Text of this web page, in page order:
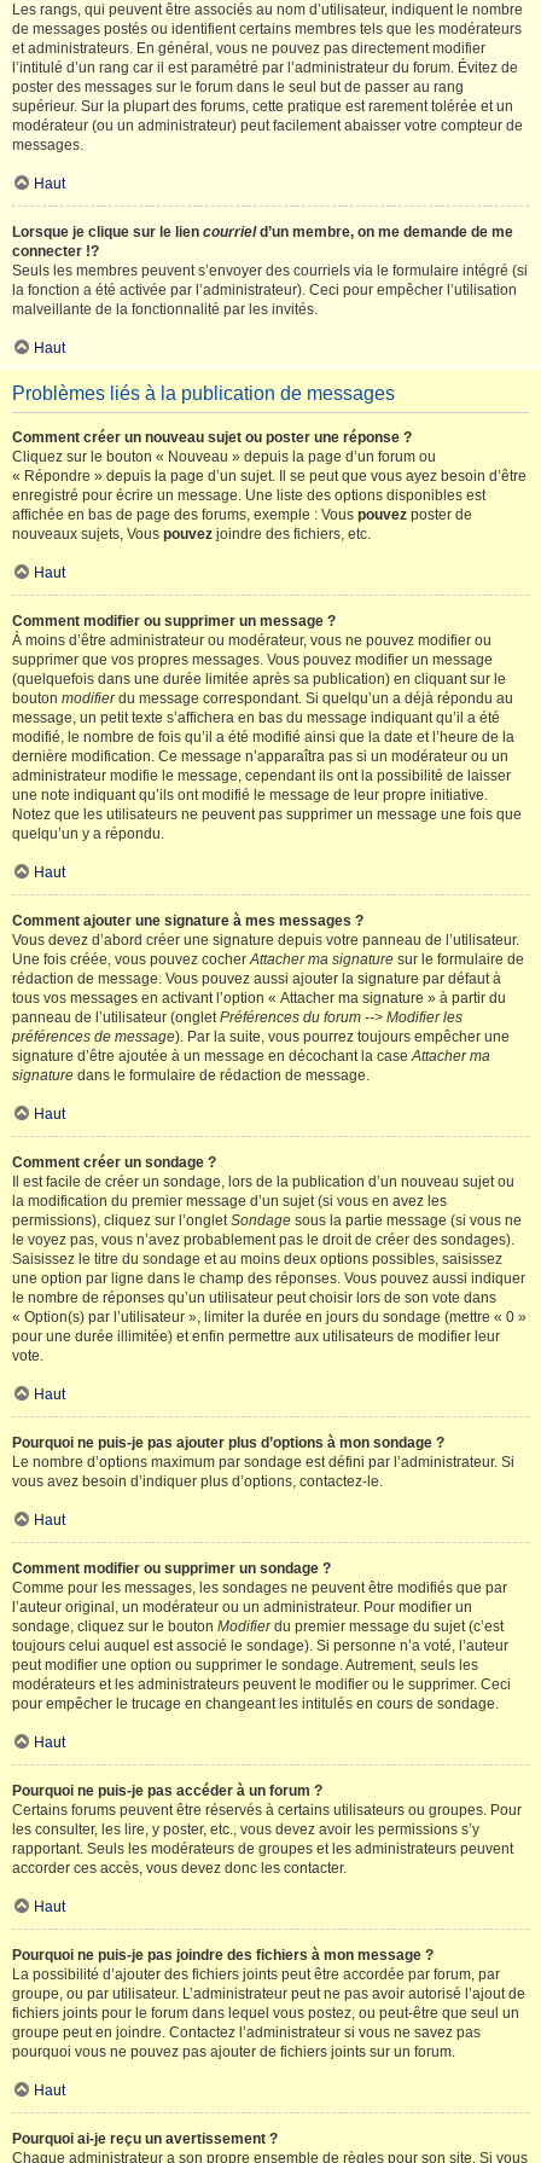
Les rangs, qui peuvent être associés au nom d’utilisateur, indiquent le nombre
de messages postés ou identifient certains membres tels que les modérateurs
et administrateurs. En général, vous ne pouvez pas directement modifier
l’intitulé d’un rang car il est paramétré par l’administrateur du forum. Évitez de
poster des messages sur le forum dans le seul but de passer au rang
supérieur. Sur la plupart des forums, cette pratique est rarement tolérée et un
modérateur (ou un administrateur) peut facilement abaisser votre compteur de
messages.
Haut
Lorsque je clique sur le lien courrield’un membre, on me demande de me
connecter !?
Seuls les membres peuvent s’envoyer des courriels via le formulaire intégré (si
la fonction a été activée par l’administrateur). Ceci pour empêcher l’utilisation
malveillante de la fonctionnalité par les invités.
Haut
Problèmes liés à la publication de messages
Comment créer un nouveau sujet ou poster une réponse ?
Cliquez sur le bouton « Nouveau » depuis la page d’un forum ou
« Répondre » depuis la page d’un sujet. Il se peut que vous ayez besoin d’être
enregistré pour écrire un message. Une liste des options disponibles est
affichée en bas de page des forums, exemple : Vous pouvez poster de
nouveaux sujets, Vous pouvez joindre des fichiers, etc.
Haut
Comment modifier ou supprimer un message ?
À moins d’être administrateur ou modérateur, vous ne pouvez modifier ou
supprimer que vos propres messages. Vous pouvez modifier un message
(quelquefois dans une durée limitée après sa publication) en cliquant sur le
bouton modifierdu message correspondant. Si quelqu’un a déjà répondu au
message, un petit texte s’affichera en bas du message indiquant qu’il a été
modifié, le nombre de fois qu’il a été modifié ainsi que la date et l’heure de la
dernière modification. Ce message n’apparaîtra pas si un modérateur ou un
administrateur modifie le message, cependant ils ont la possibilité de laisser
une note indiquant qu’ils ont modifié le message de leur propre initiative.
Notez que les utilisateurs ne peuvent pas supprimer un message une fois que
quelqu’un y a répondu.
Haut
Comment ajouter une signature à mes messages ?
Vous devez d’abord créer une signature depuis votre panneau de l’utilisateur.
Une fois créée, vous pouvez cocherAttacher ma signature sur le formulaire de
rédaction de message. Vous pouvez aussi ajouter la signature par défaut à
tous vos messages en activant l’option « Attacher ma signature » à partir du
panneau de l’utilisateur (ongletPréférences du forum --> Modifier les
préférences de message). Par la suite, vous pourrez toujours empêcher une
signature d’être ajoutée à un message en décochant la caseAttacher ma
signature dans le formulaire de rédaction de message.
Haut
Comment créer un sondage ?
Il est facile de créer un sondage, lors de la publication d’un nouveau sujet ou
la modification du premier message d’un sujet (si vous en avez les
permissions), cliquez sur l’ongletSondage sous la partie message (si vous ne
le voyez pas, vous n’avez probablement pas le droit de créer des sondages).
Saisissez le titre du sondage et au moins deux options possibles, saisissez
une option par ligne dans le champ des réponses. Vous pouvez aussi indiquer
le nombre de réponses qu’un utilisateur peut choisir lors de son vote dans
« Option(s) par l’utilisateur », limiter la durée en jours du sondage (mettre « 0 »
pour une durée illimitée) et enfin permettre aux utilisateurs de modifier leur
vote.
Haut
Pourquoi ne puis-je pas ajouter plus d’options à mon sondage ?
Le nombre d’options maximum par sondage est défini par l’administrateur. Si
vous avez besoin d’indiquer plus d’options, contactez-le.
Haut
Comment modifier ou supprimer un sondage ?
Comme pour les messages, les sondages ne peuvent être modifiés que par
l’auteur original, un modérateur ou un administrateur. Pour modifier un
sondage, cliquez sur le bouton Modifierdu premier message du sujet (c’est
toujours celui auquel est associé le sondage). Si personne n’a voté, l’auteur
peut modifier une option ou supprimer le sondage. Autrement, seuls les
modérateurs et les administrateurs peuvent le modifier ou le supprimer. Ceci
pour empêcher le trucage en changeant les intitulés en cours de sondage.
Haut
Pourquoi ne puis-je pas accéder à un forum ?
Certains forums peuvent être réservés à certains utilisateurs ou groupes. Pour
les consulter, les lire, y poster, etc., vous devez avoir les permissions s’y
rapportant. Seuls les modérateurs de groupes et les administrateurs peuvent
accorder ces accès, vous devez donc les contacter.
Haut
Pourquoi ne puis-je pas joindre des fichiers à mon message ?
La possibilité d’ajouter des fichiers joints peut être accordée par forum, par
groupe, ou par utilisateur. L’administrateur peut ne pas avoir autorisé l’ajout de
fichiers joints pour le forum dans lequel vous postez, ou peut-être que seul un
groupe peut en joindre. Contactez l’administrateur si vous ne savez pas
pourquoi vous ne pouvez pas ajouter de fichiers joints sur un forum.
Haut
Pourquoi ai-je reçu un avertissement ?
Chaque administrateur a son propre ensemble de règles pour son site. Si vous